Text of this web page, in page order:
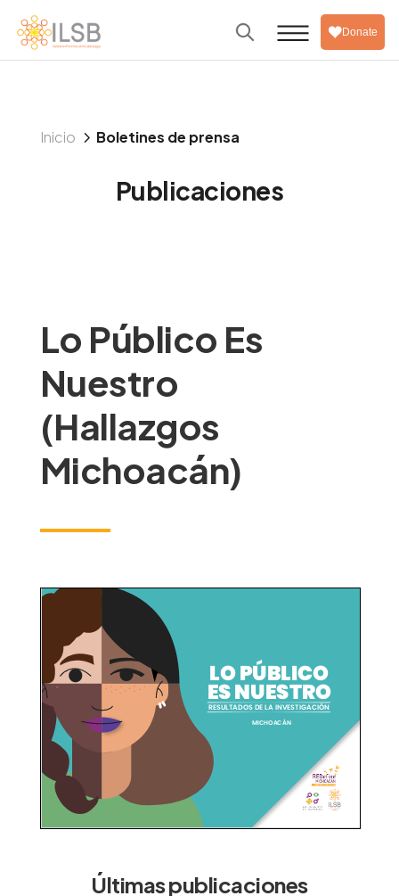
Donate
Inicio 5 Boletines de prensa
Publicaciones
Lo Público Es
Nuestro
(Hallazgos
Michoacán)
Últimas publicaciones